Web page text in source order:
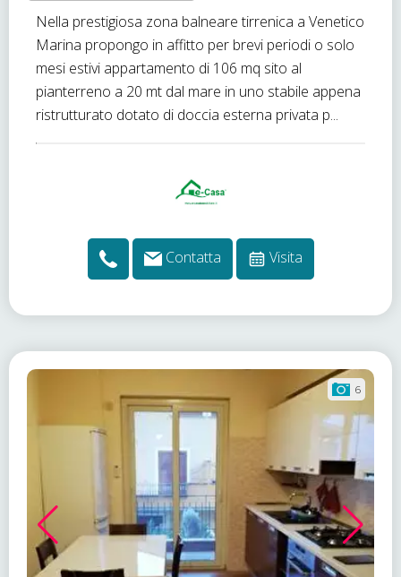
Nella prestigiosa zona balneare tirrenica a Venetico
Marina propongo in affitto per brevi periodi o solo
mesi estivi appartamento di 106 mq sito al
pianterreno a 20 mt dal mare in uno stabile appena
ristrutturato dotato di doccia esterna privata p...
Contatta Visita
6